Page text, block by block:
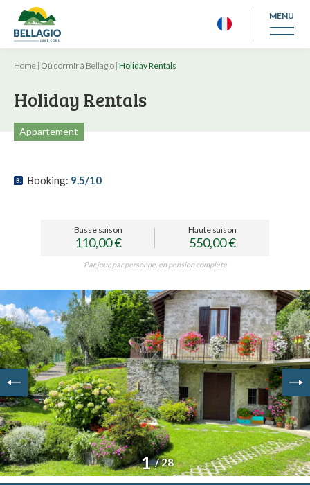
MENU
Home | Où dormir à Bellagio | Holiday Rentals
Holiday Rentals
Appartement
Booking: 9.5/10
Basse saison
110,00 €
Haute saison
550,00 €
Par jour, par personne, en pension complète
1 / 28